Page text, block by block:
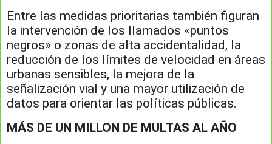
Entre las medidas prioritarias también figuran
la intervención de los llamados «puntos
negros» o zonas de alta accidentalidad, la
reducción de los límites de velocidad en áreas
urbanas sensibles, la mejora de la
señalización vial y una mayor utilización de
datos para orientar las políticas públicas.
MÁS DE UN MILLON DE MULTAS AL AÑO